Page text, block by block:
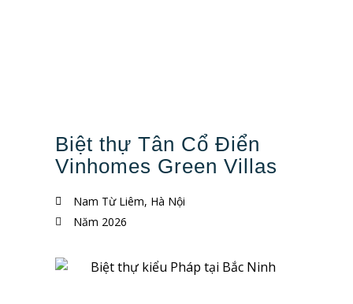
Biệt thự Tân Cổ Điển
Vinhomes Green Villas
Nam Từ Liêm, Hà Nội
Năm 2026